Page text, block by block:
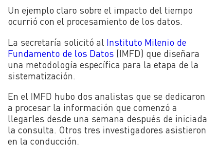
Un ejemplo claro sobre el impacto del tiempo
ocurrió con el procesamiento de los datos.
La secretaría solicitó al Instituto Milenio de
Fundamento de los Datos (IMFD) que diseñara
una metodología específica para la etapa de la
sistematización.
En el IMFD hubo dos analistas que se dedicaron
a procesar la información que comenzó a
llegarles desde una semana después de iniciada
la consulta. Otros tres investigadores asistieron
en la conducción.